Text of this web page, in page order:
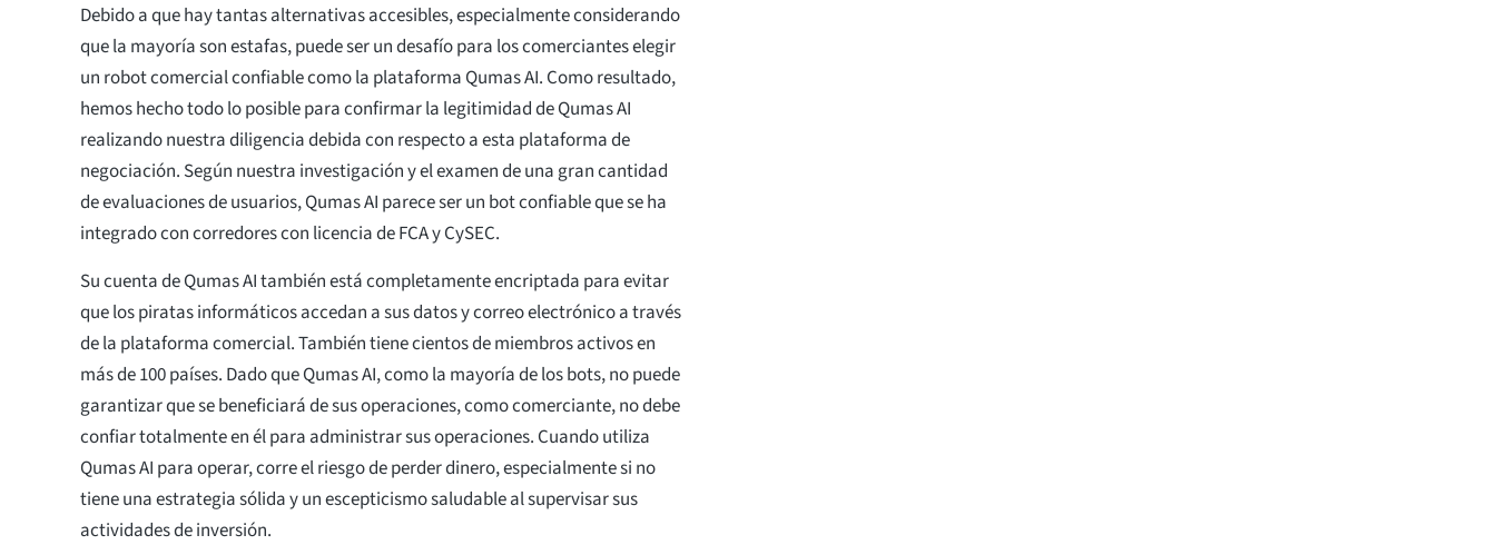
Debido a que hay tantas alternativas accesibles, especialmente considerando
que la mayoría son estafas, puede ser un desafío para los comerciantes elegir
un robot comercial confiable como la plataforma Qumas AI. Como resultado,
hemos hecho todo lo posible para confirmar la legitimidad de Qumas AI
realizando nuestra diligencia debida con respecto a esta plataforma de
negociación. Según nuestra investigación y el examen de una gran cantidad
de evaluaciones de usuarios, Qumas AI parece ser un bot confiable que se ha
integrado con corredores con licencia de FCA y CySEC.
Su cuenta de Qumas AI también está completamente encriptada para evitar
que los piratas informáticos accedan a sus datos y correo electrónico a través
de la plataforma comercial. También tiene cientos de miembros activos en
más de 100 países. Dado que Qumas AI, como la mayoría de los bots, no puede
garantizar que se beneficiará de sus operaciones, como comerciante, no debe
confiar totalmente en él para administrar sus operaciones. Cuando utiliza
Qumas AI para operar, corre el riesgo de perder dinero, especialmente si no
tiene una estrategia sólida y un escepticismo saludable al supervisar sus
actividades de inversión.